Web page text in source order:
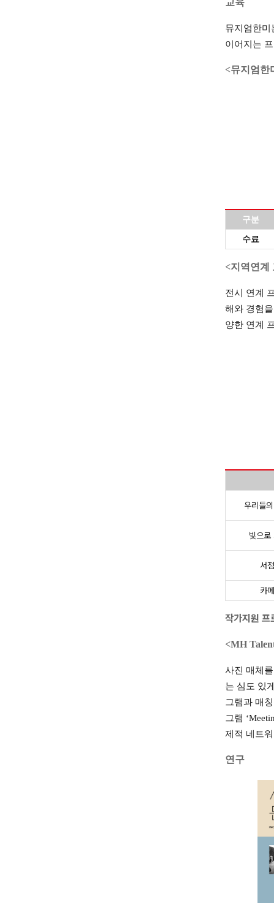
교육
뮤지엄한미
이어지는
<뮤지엄한
구분
수료
<지역연계
전시 연계
해와 경험
양한 연계
우리들
빛으로
서
카
작가지원 프
<MH
사진 매체
는 심도 있
그램과 매
그램
제적 네트
연구